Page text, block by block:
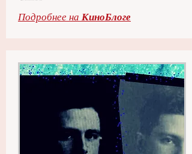
Подробнее на КиноБлоге